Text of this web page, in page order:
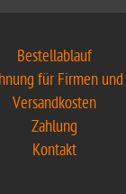
Bestellablauf
für Firmen
Versandkosten
Zahlung
Kontakt